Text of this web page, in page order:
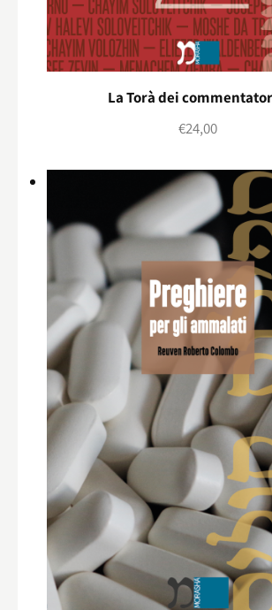
La Torà dei
€24,00